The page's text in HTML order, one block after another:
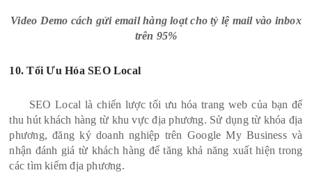
Video Demo cách gửi email hàng loạt cho tỷ lệ mail vào inbox
trên 95%
10. Tối Ưu Hóa SEO Local
SEO Local là chiến lược tối ưu hóa trang web của bạn để
thu hút khách hàng từ khu vực địa phương. Sử dụng từ khóa địa
phương, đăng ký doanh nghiệp trên Google My Business và
nhận đánh giá từ khách hàng để tăng khả năng xuất hiện trong
các tìm kiếm địa phương.